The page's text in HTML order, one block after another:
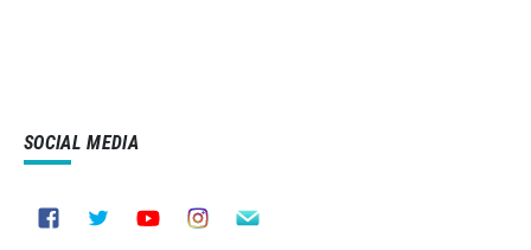
SOCIAL MEDIA